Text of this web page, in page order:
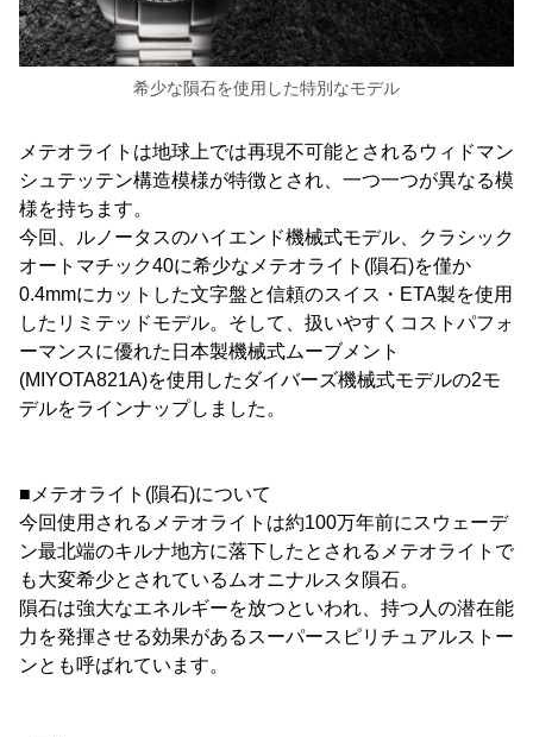
希少な隕石を使用した特別なモデル
メテオライトは地球上では再現不可能とされるウィドマン
シュテッテン構造模様が特徴とされ、一つ一つが異なる模
様を持ちます。
今回、ルノータスのハイエンド機械式モデル、クラシック
オートマチック40に希少なメテオライト(隕石)を僅か
0.4mmにカットした文字盤と信頼のスイス・ETA製を使用
したリミテッドモデル。そして、扱いやすくコストパフォ
ーマンスに優れた日本製機械式ムーブメント
(MIYOTA821A)を使用したダイバーズ機械式モデルの2モ
デルをラインナップしました。
■メテオライト(隕石)について
今回使用されるメテオライトは約100万年前にスウェーデ
ン最北端のキルナ地方に落下したとされるメテオライトで
も大変希少とされているムオニナルスタ隕石。
隕石は強大なエネルギーを放つといわれ、持つ人の潜在能
力を発揮させる効果があるスーパースピリチュアルストー
ンとも呼ばれています。